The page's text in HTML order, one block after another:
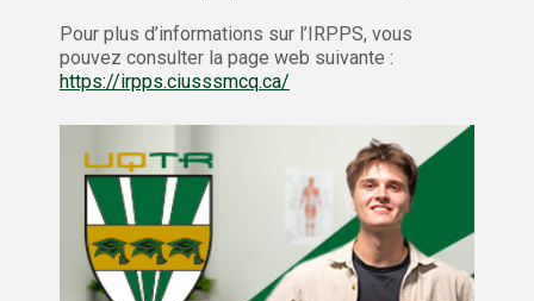
Pour plus d’informations sur l’IRPPS, vous
pouvez consulter la page web suivante :
https://irpps.ciusssmcq.ca/